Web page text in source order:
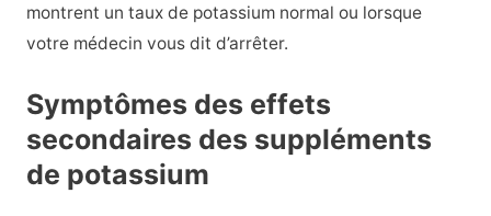
montrent un taux de potassium normal ou lorsque
votre médecin vous dit d’arrêter.
Symptômes des effets
secondaires des suppléments
de potassium